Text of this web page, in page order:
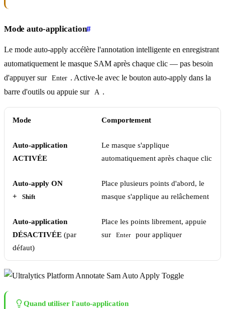
Mode auto-application#
Le mode auto-apply accélère l'annotation intelligente en enregistrant
automatiquement le masque SAM après chaque clic — pas besoin
d'appuyer sur Enter . Active-le avec le bouton auto-apply dans la
barre d'outils ou appuie sur A .
Mode Comportement
Auto-application
ACTIVÉE
Le masque s'applique
automatiquement après chaque clic
Auto-apply ON
+
Shift
Place plusieurs points d'abord, le
masque s'applique au relâchement
Auto-application
DÉSACTIVÉE (par
défaut)
Place les points librement, appuie
sur
Enter pour appliquer
Quand utiliser l'auto-application